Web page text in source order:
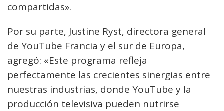
compartidas».
Por su parte, Justine Ryst, directora general
de YouTube Francia y el sur de Europa,
agregó: «Este programa refleja
perfectamente las crecientes sinergias entre
nuestras industrias, donde YouTube y la
producción televisiva pueden nutrirse